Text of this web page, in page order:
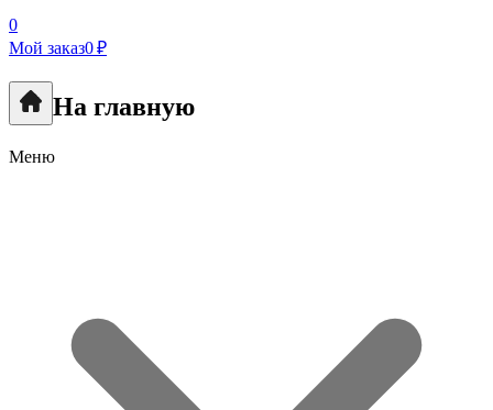
0
Мой заказ0 ₽
На главную
Меню